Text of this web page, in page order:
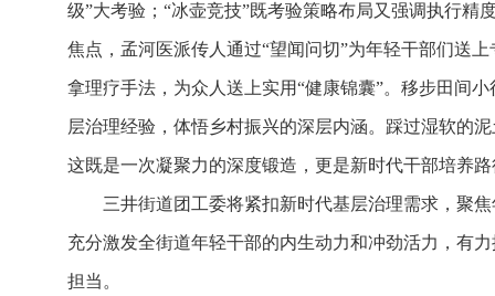
级”大考验；“冰壶竞技”既考验策略布局又强调执行精
焦点，孟河医派传人通过“望闻问切”为年轻干部们送
拿理疗手法，为众人送上实用“健康锦囊”。移步田间
层治理经验，体悟乡村振兴的深层内涵。 踩过湿软的
这既是一次凝聚力的深度锻造，更是新时代干部培养
三井街道团工委将紧扣新时代基层治理需求，聚
充分激发全街道年轻干部的内生动力和冲劲活力，有
担当。